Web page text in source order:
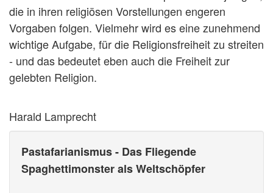
die in ihren religiösen Vorstellungen engeren
Vorgaben folgen. Vielmehr wird es eine zunehmend
wichtige Aufgabe, für die Religionsfreiheit zu streiten
- und das bedeutet eben auch die Freiheit zur
gelebten Religion.
Harald Lamprecht
Pastafarianismus - Das Fliegende
Spaghettimonster als Weltschöpfer